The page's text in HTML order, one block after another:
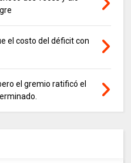
el costo del déficit con
el gremio ratificó el